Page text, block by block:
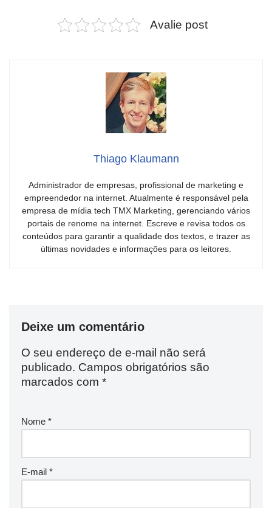
Avalie post
Thiago Klaumann
Administrador de empresas, profissional de marketing e
empreendedor na internet. Atualmente é responsável pela
empresa de mídia tech TMX Marketing, gerenciando vários
portais de renome na internet. Escreve e revisa todos os
conteúdos para garantir a qualidade dos textos, e trazer as
últimas novidades e informações para os leitores.
Deixe um comentário
O seu endereço de e-mail não será
publicado. Campos obrigatórios são
marcados com *
Nome *
E-mail *